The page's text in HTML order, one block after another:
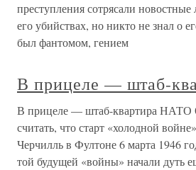
преступления сотрясали
его убийствах, но никто не знал о
был фантомом, гением
В прицеле — штаб-
В прицеле — штаб-квартира НАТО
считать, что старт «холодной
Черчилль в Фултоне 6 марта 1946
той будущей «войны» начали дуть